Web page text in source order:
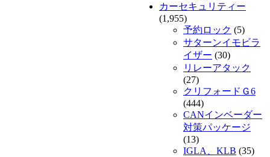
カーセキュリティー
(1,955)
予約ロック (5)
サターンイモビラ
イザー (30)
リレーアタック
(27)
クリフォードＧ6
(444)
CANインベーダー
対策パッケージ
(13)
IGLA、KLB (35)